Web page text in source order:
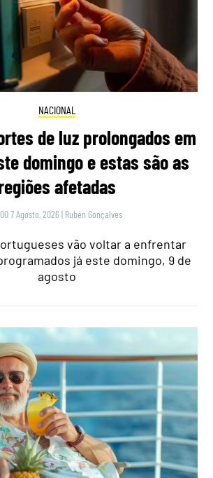
NACIONAL
de luz prolongados em
domingo e estas são as
afetadas
7 Agosto, 2026 | Rubén Gonçalves
vão voltar a enfrentar
já este domingo, 9 de
agosto